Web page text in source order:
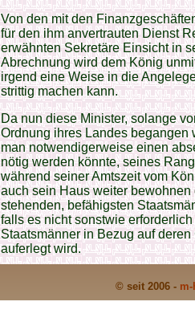
Von den mit den
für den ihm anvertrauten Dienst
erwähnten Sekretäre Einsicht in
Abrechnung wird dem König
irgend eine Weise in die
strittig machen kann.
Da nun diese Minister, solange
Ordnung ihres Landes begangen
man notwendigerweise einen
nötig werden könnte, seines
während seiner Amtszeit vom
auch sein Haus weiter
stehenden, befähigsten
falls es nicht sonstwie
Staatsmänner in Bezug auf
auferlegt wird.
© seit 2006 -